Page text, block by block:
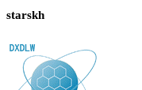
starskh